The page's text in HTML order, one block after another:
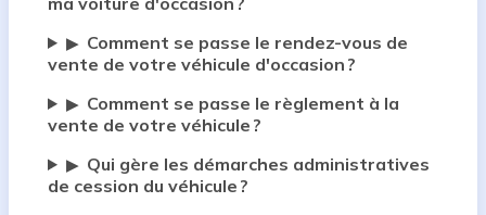
▶ Comment se passe le rendez-vous de
vente de votre véhicule d'occasion ?
▶ Comment se passe le règlement à la
vente de votre véhicule ?
▶ Qui gère les démarches administratives
de cession du véhicule ?